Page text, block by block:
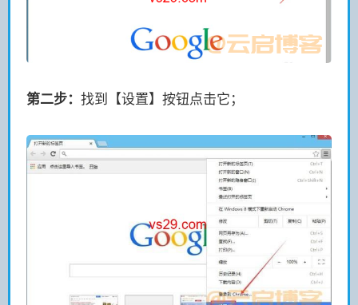
第二步： 找到【设置】按钮点击它；